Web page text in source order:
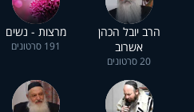
הרב יובל הכהן
אשרוב
20 סרטונים
מרצות - נשים
191 סרטונים